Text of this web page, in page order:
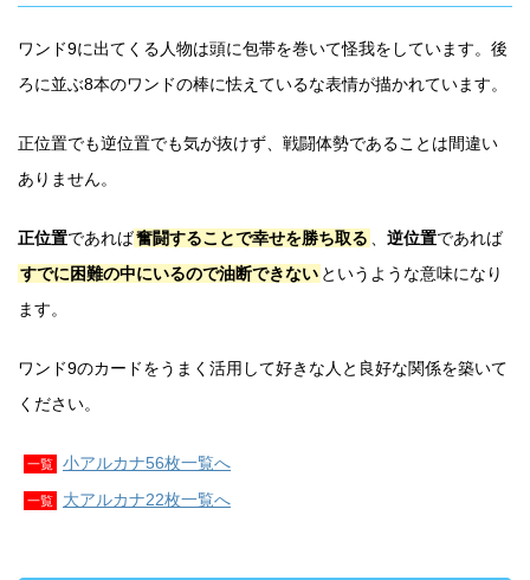
ワンド9に出てくる人物は頭に包帯を巻いて怪我をしています。後
ろに並ぶ8本のワンドの棒に怯えているな表情が描かれています。
正位置でも逆位置でも気が抜けず、戦闘体勢であることは間違い
ありません。
正位置であれば奮闘することで幸せを勝ち取る 逆位置であれば
すでに困難の中にいるので油断できない というような意味になり
ます。
ワンド9のカードをうまく活用して好きな人と良好な関係を築いて
ください。
一覧 小アルカナ56枚一覧へ
一覧 大アルカナ22枚一覧へ